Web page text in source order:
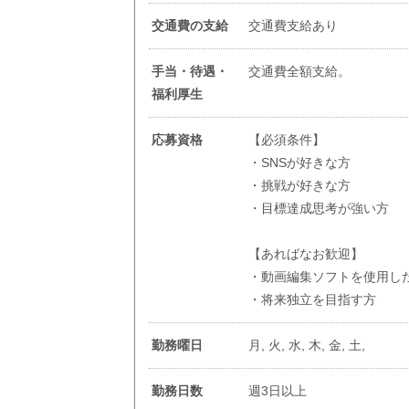
交通費の支給 交通費支給あり
手当・待遇・
福利厚生
交通費全額支給。
応募資格
【必須条件】
・SNSが好きな方
・挑戦が好きな方
・目標達成思考が強い方
【あればなお歓迎】
・動画編集ソフトを使用し
・将来独立を目指す方
勤務曜日 月, 火, 水, 木, 金, 土,
勤務日数 週3日以上